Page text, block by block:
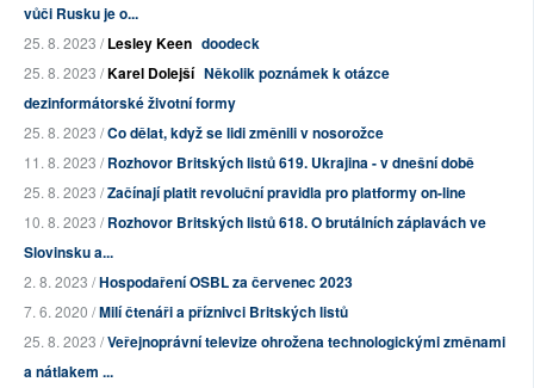
vůči Rusku je o...
25. 8. 2023 /Lesley Keen doodeck
25. 8. 2023 /Karel Dolejší Několik poznámek k otázce
dezinformátorské životní formy
25. 8. 2023 /Co dělat, když se lidi změnili v nosorožce
11. 8. 2023 /Rozhovor Britských listů 619. Ukrajina - v dnešní době
25. 8. 2023 /Začínají platit revoluční pravidla pro platformy on-line
10. 8. 2023 /Rozhovor Britských listů 618. O brutálních záplavách ve
Slovinsku a...
2. 8. 2023 /Hospodaření OSBL za červenec 2023
7. 6. 2020 /Milí čtenáři a příznivci Britských listů
25. 8. 2023 /Veřejnoprávní televize ohrožena technologickými změnami
a nátlakem ...